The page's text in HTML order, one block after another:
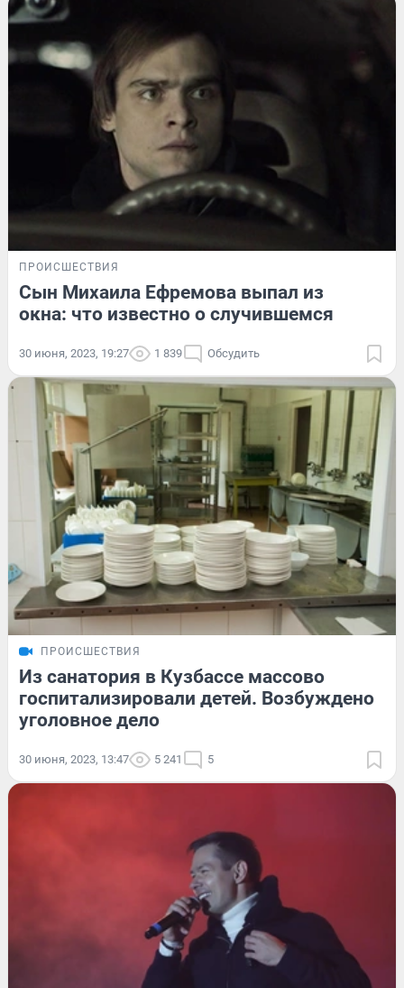
ПРОИСШЕСТВИЯ
Сын Михаила Ефремова выпал из
окна: что известно о случившемся
30 июня, 2023, 19:27 1 839 Обсудить
ПРОИСШЕСТВИЯ
Из санатория в Кузбассе массово
госпитализировали детей. Возбуждено
уголовное дело
30 июня, 2023, 13:47 5 241 5